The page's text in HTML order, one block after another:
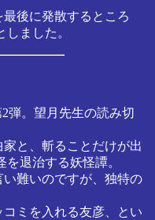
後に発散するところ
ました。
弾。望月先生の読み切
と、斬ることだけが出
退治する妖怪譚。
難いのですが、独特の
ミを入れる友彦、とい